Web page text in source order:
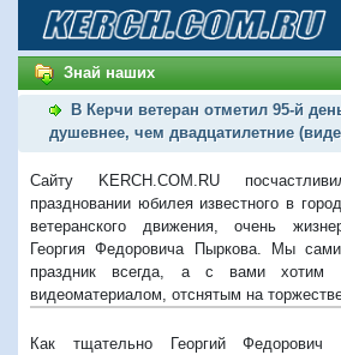
Знай наших
В Керчи ветеран отметил 95-й
душевнее, чем двадцатилетние
Сайту KERCH.COM.RU
праздновании юбилея известного в
ветеранского движения, очень
Георгия Федоровича Пыркова. Мы
праздник всегда, а с вами хотим
видеоматериалом, отснятым на
Как тщательно Георгий Федорович